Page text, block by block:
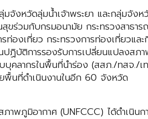
งหวัดลุ่มน้ำเจ้าพระยา และกลุ่มจังห
ขร่วมกับกรมอนามัย กระทรวงสาธา
องเที่ยว กระทรวงการท่องเที่ยวและ
ฏิบัติการรองรับการเปลี่ยนแปลงสภ
บุคลากรในพื้นที่นำร่อง (สสภ./ทสจ./เ
พื้นที่ดำเนินงานในอีก 60 จังหวัด
าพภูมิอากาศ (UNFCCC) ได้ดำเนินก